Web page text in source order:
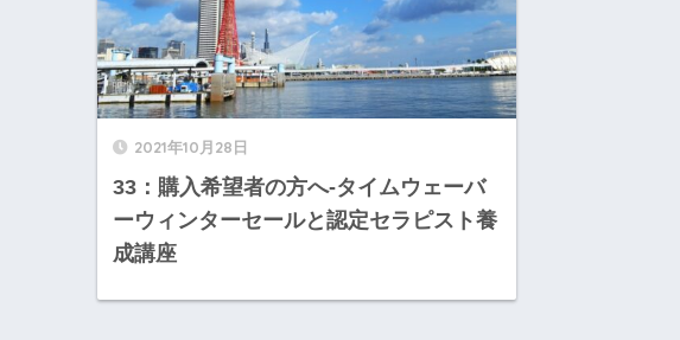
2021年10月28日
33：購入希望者の方へ-タイムウェーバ
ーウィンターセールと認定セラピスト養
成講座